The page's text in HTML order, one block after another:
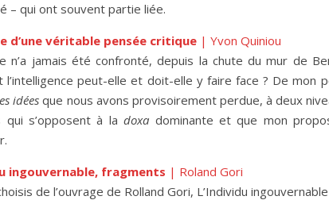
– qui ont souvent partie liée.
d’une véritable pensée critique | Yvon Quiniou
n’a jamais été confronté, depuis la chute du mur de
l’intelligence peut-elle et doit-elle y faire face ? De mon
idées que nous avons provisoirement perdue, à deux
qui s’opposent à ladoxa dominante et que mon
ingouvernable, fragments | Roland Gori
de l’ouvrage de Rolland Gori, L’Individu ingouvernable